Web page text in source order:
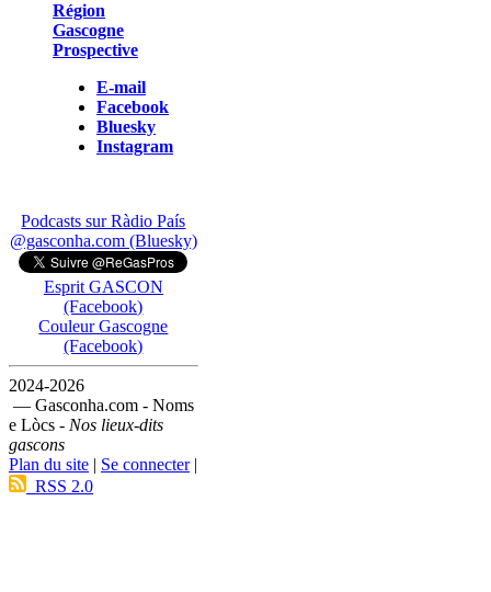
Région
Gascogne
Prospective
E-mail
Facebook
Bluesky
Instagram
Podcasts sur Ràdio País
@gasconha.com (Bluesky)
Esprit GASCON
(Facebook)
Couleur Gascogne
(Facebook)
2024-2026
— Gasconha.com - Noms
e Lòcs - Nos lieux-dits
gascons
Plan du site | Se connecter|
RSS 2.0